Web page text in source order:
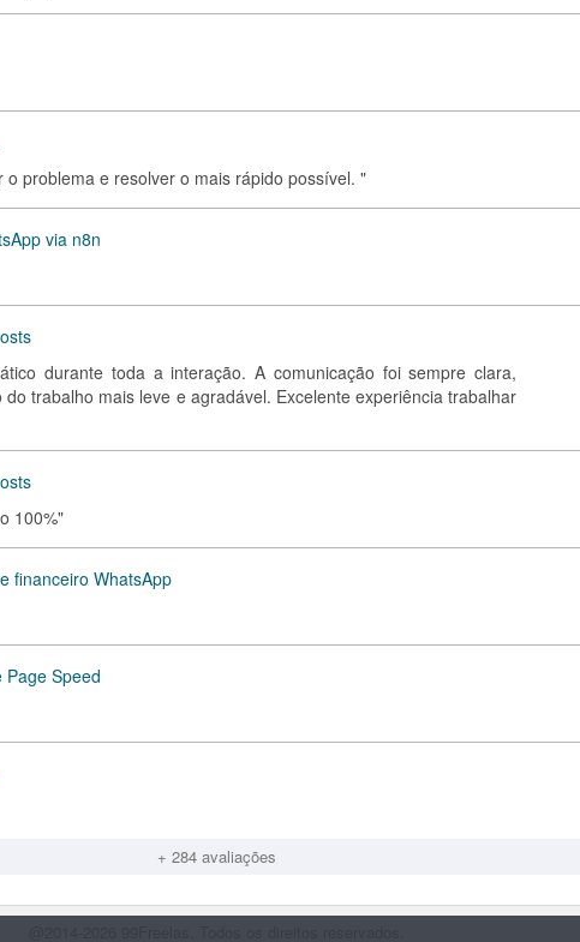
problema e resolver o mais rápido possível. "
via n8n
durante toda a interação. A comunicação foi sempre clara,
trabalho mais leve e agradável. Excelente experiência trabalhar
100%"
financeiro WhatsApp
Speed
+ 284 avaliações